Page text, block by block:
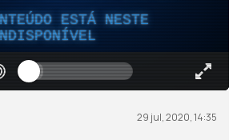
ESTÁ NESTE
29 jul, 2020, 14:35